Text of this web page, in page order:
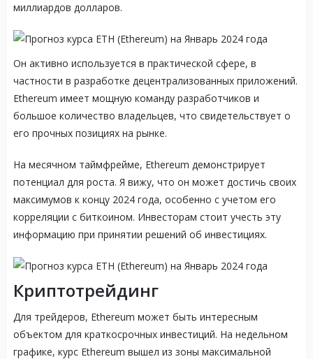
миллиардов долларов.
Он активно используется в практической сфере, в
частности в разработке децентрализованных приложений.
Ethereum имеет мощную команду разработчиков и
большое количество владельцев, что свидетельствует о
его прочных позициях на рынке.
На месячном таймфрейме, Ethereum демонстрирует
потенциал для роста. Я вижу, что он может достичь своих
максимумов к концу 2024 года, особенно с учетом его
корреляции с биткоином. Инвесторам стоит учесть эту
информацию при принятии решений об инвестициях.
Криптотрейдинг
Для трейдеров, Ethereum может быть интересным
объектом для краткосрочных инвестиций. На недельном
графике, курс Ethereum вышел из зоны максимальной